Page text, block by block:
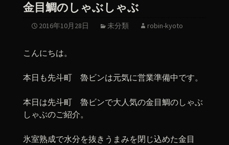
金目鯛のしゃぶしゃぶ
2016年10月28日 未分類 robin-kyoto
こんにちは。
本日も先斗町 魯ビンは元気に営業準備中です。
本日は先斗町 魯ビンで大人気の金目鯛のしゃぶ
しゃぶのご紹介。
氷室熟成で水分を抜きうまみを閉じ込めた金目